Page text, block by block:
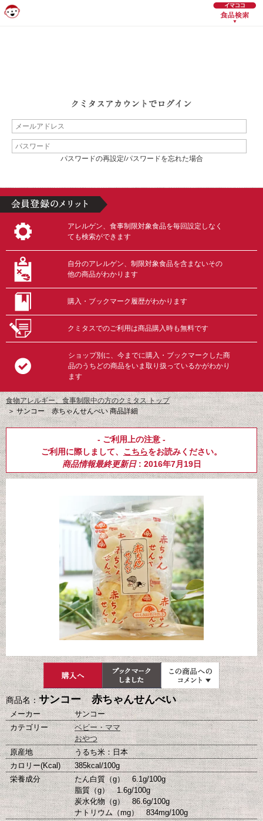
パスワードの再設定/パスワードを忘れた場合
アレルゲン、食事制限対象食品を毎回設定しなく
ても検索ができます
自分のアレルゲン、制限対象食品を含まないその
他の商品がわかります
購入・ブックマーク履歴がわかります
クミタスでのご利用は商品購入時も無料です
ショップ別に、今までに購入・ブックマークした商
品のうちどの商品をいま取り扱っているかがわかり
ます
食物アレルギー、食事制限中の方のクミタス トップ
＞サンコー 赤ちゃんせんべい 商品詳細
- ご利用上の注意 -
ご利用に際しまして、 こちらをお読みください。
商品情報最終更新日: 2016年7月19日
商品名：サンコー 赤ちゃんせんべい
メーカー
サンコー
カテゴリー
ベビー・ママ
おやつ
原産地
うるち米：日本
カロリー(Kcal)
385kcal/100g
栄養成分
たん白質（g） 6.1g/100g
脂質（g） 1.6g/100g
炭水化物（g） 86.6g/100g
ナトリウム（mg） 834mg/100g